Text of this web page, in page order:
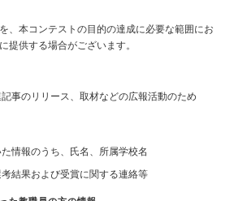
、本コンテストの目的の達成に必要な範囲にお
提供する場合がございます。
事のリリース、取材などの広報活動のため
情報のうち、氏名、所属学校名
結果および受賞に関する連絡等